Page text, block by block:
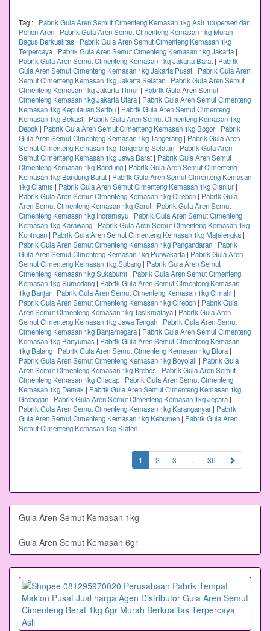
Tag : | Pabrik Gula Aren Semut Cimenteng Kemasan 1kg Asli 100persen dari
Pohon Aren | Pabrik Gula Aren Semut Cimenteng Kemasan 1kg Murah
Bagus Berkualitas | Pabrik Gula Aren Semut Cimenteng Kemasan 1kg
Terpercaya | Pabrik Gula Aren Semut Cimenteng Kemasan 1kg Jakarta |
Pabrik Gula Aren Semut Cimenteng Kemasan 1kg Jakarta Barat | Pabrik
Gula Aren Semut Cimenteng Kemasan 1kg Jakarta Pusat | Pabrik Gula Aren
Semut Cimenteng Kemasan 1kg Jakarta Selatan | Pabrik Gula Aren Semut
Cimenteng Kemasan 1kg Jakarta Timur | Pabrik Gula Aren Semut
Cimenteng Kemasan 1kg Jakarta Utara | Pabrik Gula Aren Semut Cimenteng
Kemasan 1kg Kepulauan Seribu | Pabrik Gula Aren Semut Cimenteng
Kemasan 1kg Bekasi | Pabrik Gula Aren Semut Cimenteng Kemasan 1kg
Depok | Pabrik Gula Aren Semut Cimenteng Kemasan 1kg Bogor | Pabrik
Gula Aren Semut Cimenteng Kemasan 1kg Tangerang | Pabrik Gula Aren
Semut Cimenteng Kemasan 1kg Tangerang Selatan | Pabrik Gula Aren
Semut Cimenteng Kemasan 1kg Jawa Barat | Pabrik Gula Aren Semut
Cimenteng Kemasan 1kg Bandung | Pabrik Gula Aren Semut Cimenteng
Kemasan 1kg Bandung Barat | Pabrik Gula Aren Semut Cimenteng Kemasan
1kg Ciamis | Pabrik Gula Aren Semut Cimenteng Kemasan 1kg Cianjur |
Pabrik Gula Aren Semut Cimenteng Kemasan 1kg Cirebon | Pabrik Gula
Aren Semut Cimenteng Kemasan 1kg Garut | Pabrik Gula Aren Semut
Cimenteng Kemasan 1kg Indramayu | Pabrik Gula Aren Semut Cimenteng
Kemasan 1kg Karawang | Pabrik Gula Aren Semut Cimenteng Kemasan 1kg
Kuningan | Pabrik Gula Aren Semut Cimenteng Kemasan 1kg Majalengka |
Pabrik Gula Aren Semut Cimenteng Kemasan 1kg Pangandaran | Pabrik
Gula Aren Semut Cimenteng Kemasan 1kg Purwakarta | Pabrik Gula Aren
Semut Cimenteng Kemasan 1kg Subang | Pabrik Gula Aren Semut
Cimenteng Kemasan 1kg Sukabumi | Pabrik Gula Aren Semut Cimenteng
Kemasan 1kg Sumedang | Pabrik Gula Aren Semut Cimenteng Kemasan
1kg Banjar | Pabrik Gula Aren Semut Cimenteng Kemasan 1kg Cimahi |
Pabrik Gula Aren Semut Cimenteng Kemasan 1kg Cirebon | Pabrik Gula
Aren Semut Cimenteng Kemasan 1kg Tasikmalaya | Pabrik Gula Aren
Semut Cimenteng Kemasan 1kg Jawa Tengah | Pabrik Gula Aren Semut
Cimenteng Kemasan 1kg Banjarnegara | Pabrik Gula Aren Semut Cimenteng
Kemasan 1kg Banyumas | Pabrik Gula Aren Semut Cimenteng Kemasan
1kg Batang | Pabrik Gula Aren Semut Cimenteng Kemasan 1kg Blora |
Pabrik Gula Aren Semut Cimenteng Kemasan 1kg Boyolali | Pabrik Gula
Aren Semut Cimenteng Kemasan 1kg Brebes | Pabrik Gula Aren Semut
Cimenteng Kemasan 1kg Cilacap | Pabrik Gula Aren Semut Cimenteng
Kemasan 1kg Demak | Pabrik Gula Aren Semut Cimenteng Kemasan 1kg
Grobogan | Pabrik Gula Aren Semut Cimenteng Kemasan 1kg Jepara |
Pabrik Gula Aren Semut Cimenteng Kemasan 1kg Karanganyar | Pabrik
Gula Aren Semut Cimenteng Kemasan 1kg Kebumen | Pabrik Gula Aren
Semut Cimenteng Kemasan 1kg Klaten |
1 (current)
2 3 ... 36
Gula Aren Semut Kemasan 1kg
Gula Aren Semut Kemasan 6gr